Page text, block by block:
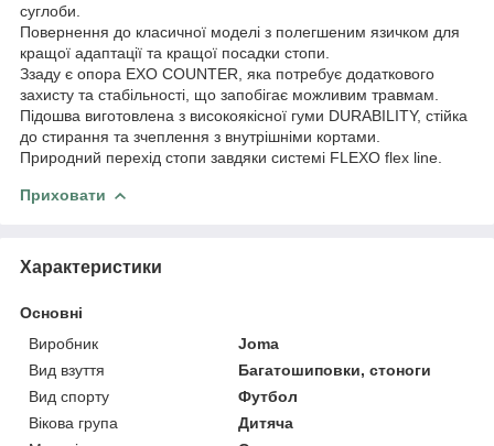
суглоби.
Повернення до класичної моделі з полегшеним язичком для
кращої адаптації та кращої посадки стопи.
Ззаду є опора EXO COUNTER, яка потребує додаткового
захисту та стабільності, що запобігає можливим травмам.
Підошва виготовлена з високоякісної гуми DURABILITY, стійка
до стирання та зчеплення з внутрішніми кортами.
Природний перехід стопи завдяки системі FLEXO flex line.
Приховати
Характеристики
Основні
Виробник
Joma
Вид взуття
Багатошиповки, стоноги
Вид спорту
Футбол
Вікова група
Дитяча